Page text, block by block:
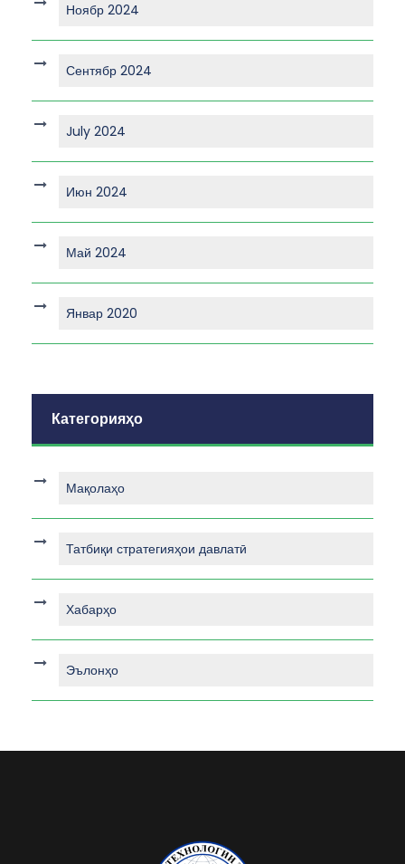
Ноябр 2024
Сентябр 2024
July 2024
Июн 2024
Май 2024
Январ 2020
Категорияҳо
Мақолаҳо
Татбиқи стратегияҳои давлатӣ
Хабарҳо
Эълонҳо